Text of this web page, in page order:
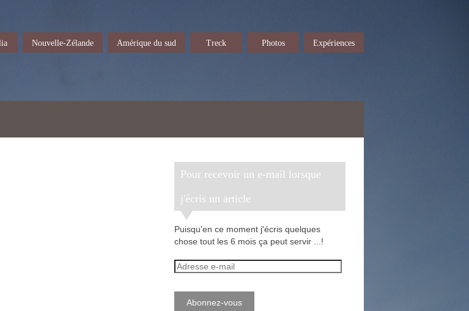
Nouvelle-Zélande Amérique du sud Treck Photos Expériences
Pour recevoir un e-mail lorsque
j'écris un article
Puisqu'en ce moment j'écris quelques
chose tout les 6 mois ça peut servir ...!
Adresse
mail
Abonnez-vous